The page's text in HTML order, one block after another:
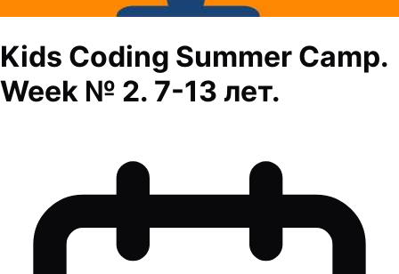
Kids Coding Summer Camp.
Week № 2. 7-13 лет.